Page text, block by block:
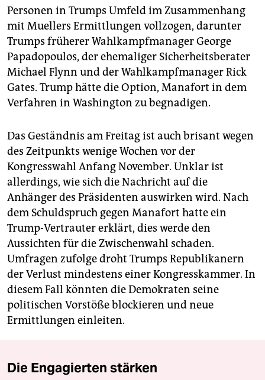
Personen in Trumps Umfeld im Zusammenhang
mit Muellers Ermittlungen vollzogen, darunter
Trumps früherer Wahlkampfmanager George
Papadopoulos, der ehemaliger Sicherheitsberater
Michael Flynn und der Wahlkampfmanager Rick
Gates. Trump hätte die Option, Manafort in dem
Verfahren in Washington zu begnadigen.
Das Geständnis am Freitag ist auch brisant wegen
des Zeitpunkts wenige Wochen vor der
Kongresswahl Anfang November. Unklar ist
allerdings, wie sich die Nachricht auf die
Anhänger des Präsidenten auswirken wird. Nach
dem Schuldspruch gegen Manafort hatte ein
Trump-Vertrauter erklärt, dies werde den
Aussichten für die Zwischenwahl schaden.
Umfragen zufolge droht Trumps Republikanern
der Verlust mindestens einer Kongresskammer. In
diesem Fall könnten die Demokraten seine
politischen Vorstöße blockieren und neue
Ermittlungen einleiten.
Die Engagierten stärken